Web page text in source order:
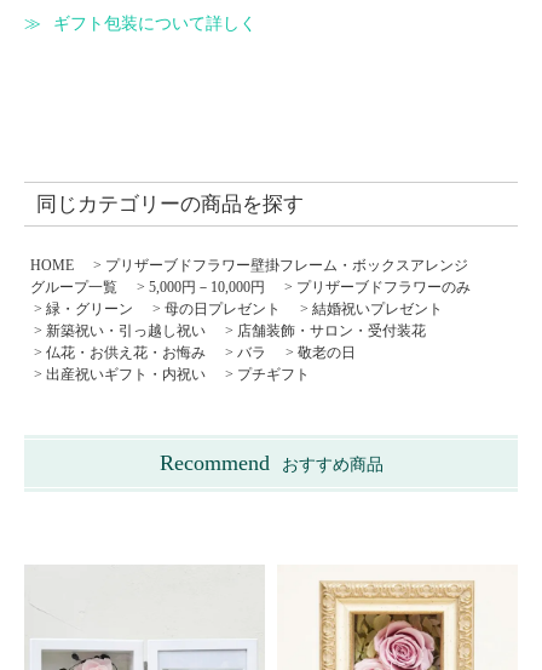
ギフト包装について詳しく
同じカテゴリーの商品を探す
HOME > プリザーブドフラワー壁掛フレーム・ボックスアレンジ
グループ一覧
> 5,000円－10,000円 > プリザーブドフラワーのみ
> 緑・グリーン > 母の日プレゼント > 結婚祝いプレゼント
> 新築祝い・引っ越し祝い > 店舗装飾・サロン・受付装花
> 仏花・お供え花・お悔み > バラ > 敬老の日
> 出産祝いギフト・内祝い > プチギフト
Recommend おすすめ商品